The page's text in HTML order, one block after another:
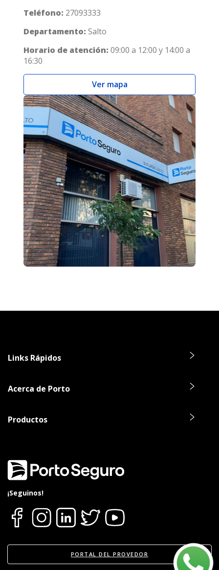
Teléfono: 27093333
Departamento: Salto
Horario de atención: 09:00 a 12:00 y 14:00 a
16:30
Ver mapa
Links Rápidos
Acerca de Porto
Productos
¡Seguinos!
PORTAL DEL PROVEDOR